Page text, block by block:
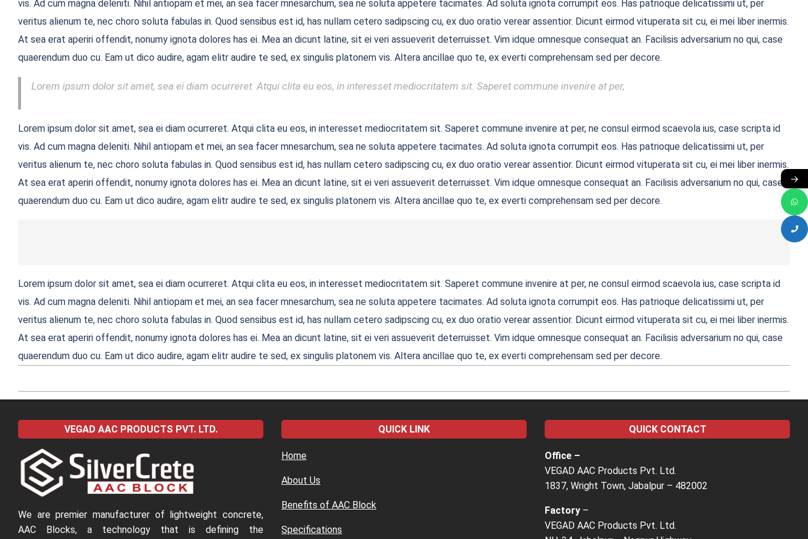
vis. Ad cum magna deleniti. Nihil antiopam et mei, an sea facer mnesarchum, sea ne soluta appetere tacimates. Ad soluta ignota corrumpit eos. Has patrioque delicatissimi ut, per
veritus alienum te, nec choro soluta fabulas in. Quod sensibus est id, has nullam cetero sadipscing cu, ex duo oratio verear assentior. Dicunt eirmod vituperata sit cu, ei mei liber inermis.
At sea erat aperiri offendit, nonumy ignota dolores has ei. Mea an dicunt latine, sit ei veri assueverit deterruisset. Vim idque omnesque consequat an. Facilisis adversarium no qui, case
quaerendum duo cu. Eam ut dico audire, agam elitr audire te sed, ex singulis platonem vis. Altera ancillae quo te, ex everti comprehensam sed per decore.
Lorem ipsum dolor sit amet, sea ei diam ocurreret. Atqui clita eu eos, in interesset mediocritatem sit. Saperet commune invenire at per,
Lorem ipsum dolor sit amet, sea ei diam ocurreret. Atqui clita eu eos, in interesset mediocritatem sit. Saperet commune invenire at per, ne consul eirmod scaevola ius, case scripta id
vis. Ad cum magna deleniti. Nihil antiopam et mei, an sea facer mnesarchum, sea ne soluta appetere tacimates. Ad soluta ignota corrumpit eos. Has patrioque delicatissimi ut, per
veritus alienum te, nec choro soluta fabulas in. Quod sensibus est id, has nullam cetero sadipscing cu, ex duo oratio verear assentior. Dicunt eirmod vituperata sit cu, ei mei liber inermis.
At sea erat aperiri offendit, nonumy ignota dolores has ei. Mea an dicunt latine, sit ei veri assueverit deterruisset. Vim idque omnesque consequat an. Facilisis adversarium no qui, case
quaerendum duo cu. Eam ut dico audire, agam elitr audire te sed, ex singulis platonem vis. Altera ancillae quo te, ex everti comprehensam sed per decore.
Lorem ipsum dolor sit amet, sea ei diam ocurreret. Atqui clita eu eos, in interesset mediocritatem sit. Saperet commune invenire at per, ne consul eirmod scaevola ius, case scripta id
vis. Ad cum magna deleniti. Nihil antiopam et mei, an sea facer mnesarchum, sea ne soluta appetere tacimates. Ad soluta ignota corrumpit eos. Has patrioque delicatissimi ut, per
veritus alienum te, nec choro soluta fabulas in. Quod sensibus est id, has nullam cetero sadipscing cu, ex duo oratio verear assentior. Dicunt eirmod vituperata sit cu, ei mei liber inermis.
At sea erat aperiri offendit, nonumy ignota dolores has ei. Mea an dicunt latine, sit ei veri assueverit deterruisset. Vim idque omnesque consequat an. Facilisis adversarium no qui, case
quaerendum duo cu. Eam ut dico audire, agam elitr audire te sed, ex singulis platonem vis. Altera ancillae quo te, ex everti comprehensam sed per decore.
2022-
04-
09
VEGAD AAC PRODUCTS PVT. LTD.
We are premier manufacturer of lightweight concrete,
AAC Blocks, a technology that is defining the
QUICK LINK
Home
About Us
Benefits of AAC Block
Specifications
QUICK CONTACT
Office –
VEGAD AAC Products Pvt. Ltd.
1837, Wright Town, Jabalpur – 482002
Factory –
VEGAD AAC Products Pvt. Ltd.
→